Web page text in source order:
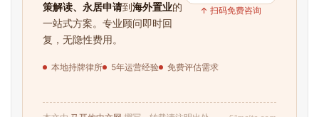
策解读、永居申请到海外置业的
一站式方案。专业顾问即时回
复，无隐性费用。
本地持牌律所 5年运营经验 免费评估需求
↑ 扫码免费咨询